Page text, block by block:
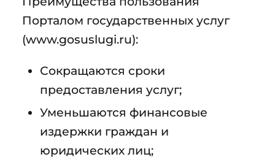
Порталом государственных услуг
(www.gosuslugi.ru):
Сокращаются сроки
предоставления услуг;
Уменьшаются финансовые
издержки граждан и
юридических лиц;